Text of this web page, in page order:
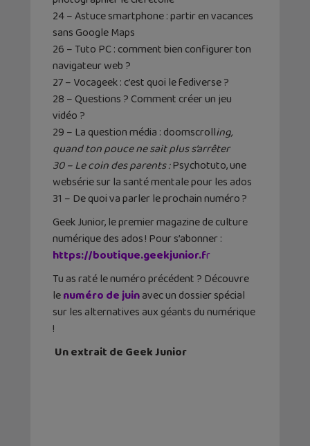
24 – Astuce smartphone : partir en vacances
sans GoogleMaps
26 – Tuto PC : comment bien configurer ton
navigateur web ?
27 – Vocageek: c’est quoi lefediverse?
28 – Questions ? Comment créer un jeu
vidéo ?
29 – La question média : doomscrolling,
quand ton pouce ne sait plus s’arrêter
30 – Le coin des parents :Psychotuto, une
websérie sur la santé mentale pour les ados
31 – De quoi va parler le prochain numéro ?
Geek Junior, le premier magazine de culture
numérique des ados ! Pour s’abonner :
https://boutique.geekjunior.fr
Tu as raté le numéro précédent ? Découvre
lenuméro de juinavec un dossier spécial
sur les alternatives aux géants du numérique
!
Un extrait de Geek Junior